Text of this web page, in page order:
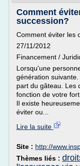
Comment
succession?
Comment éviter les
27/11/2012
Financement /
Lorsqu'une
génération
part du gâteau. Les
fonction de votre
Il existe
éviter ou...
Lire la suite
Site : http://
Thèmes liés :